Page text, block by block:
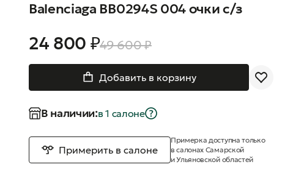
Balenciaga BB0294S 004 очки с/з
24 800 ₽49 600 ₽
Добавить в корзину
В наличии:в 1 салонe
Примерить в салоне
Примерка доступна только
в салонах Самарской
и Ульяновской областей